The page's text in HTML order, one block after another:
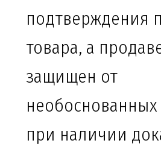
подтверждения
товара, а
защищен от
при наличии